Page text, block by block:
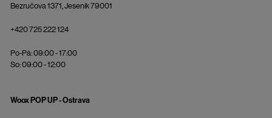
Bezručova 1371, Jeseník 79001
+420 725 222 124
Po-Pá: 09:00 - 17:00
So: 09:00 - 12:00
Woox POP UP - Ostrava